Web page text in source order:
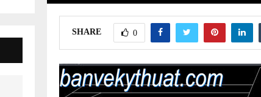
SHARE 0